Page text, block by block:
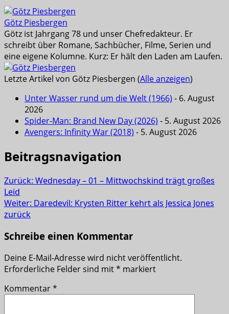
Götz Piesbergen
Götz ist Jahrgang 78 und unser Chefredakteur. Er
schreibt über Romane, Sachbücher, Filme, Serien und
eine eigene Kolumne. Kurz: Er hält den Laden am Laufen.
Letzte Artikel von Götz Piesbergen (Alle anzeigen)
Unter Wasser rund um die Welt (1966) - 6. August
2026
Spider-Man: Brand New Day (2026) - 5. August 2026
Avengers: Infinity War (2018) - 5. August 2026
Beitragsnavigation
Zurück: Wednesday – 01 – Mittwochskind trägt großes
Leid
Weiter: Daredevil: Krysten Ritter kehrt als Jessica Jones
zurück
Schreibe einen Kommentar
Deine E-Mail-Adresse wird nicht veröffentlicht.
Erforderliche Felder sind mit* markiert
Kommentar*